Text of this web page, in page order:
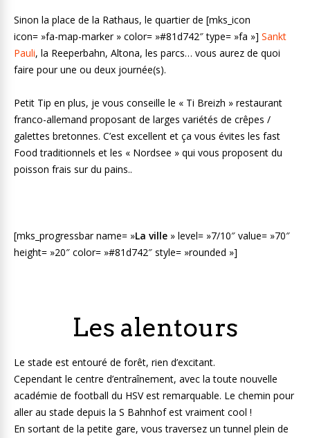
Sinon la place de la Rathaus, le quartier de [mks_icon
icon= »fa-map-marker » color= »#81d742″ type= »fa »] Sankt
Pauli, la Reeperbahn, Altona, les parcs… vous aurez de quoi
faire pour une ou deux journée(s).
Petit Tip en plus, je vous conseille le « Ti Breizh » restaurant
franco-allemand proposant de larges variétés de crêpes /
galettes bretonnes. C’est excellent et ça vous évites les fast
Food traditionnels et les « Nordsee » qui vous proposent du
poisson frais sur du pains..
[mks_progressbar name= »La ville » level= »7/10″ value= »70″
height= »20″ color= »#81d742″ style= »rounded »]
Les alentours
Le stade est entouré de forêt, rien d’excitant.
Cependant le centre d’entraînement, avec la toute nouvelle
académie de football du HSV est remarquable. Le chemin pour
aller au stade depuis la S Bahnhof est vraiment cool !
En sortant de la petite gare, vous traversez un tunnel plein de